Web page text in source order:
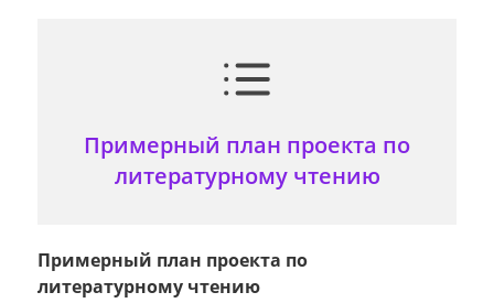
Примерный план проекта по
литературному чтению
Примерный план проекта по
литературному чтению